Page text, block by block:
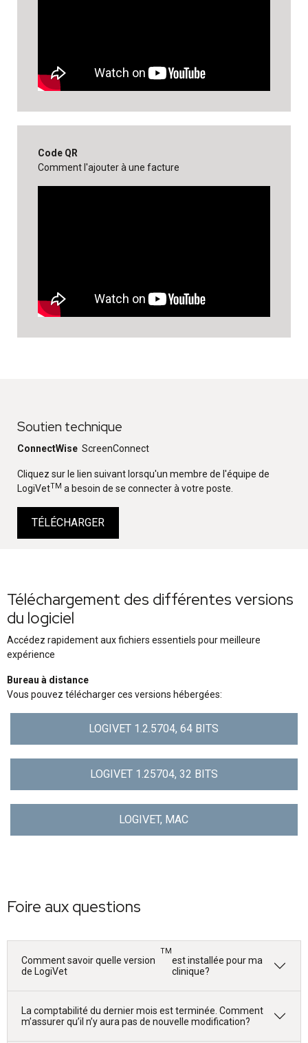
Code QR
Comment l'ajouter à une facture
Soutien technique
ConnectWise ScreenConnect
Cliquez sur le lien suivant lorsqu'un membre de l'équipe de
LogiVetTM a besoin de se connecter à votre poste.
TÉLÉCHARGER
Téléchargement des différentes versions
du logiciel
Accédez rapidement aux fichiers essentiels pour meilleure
expérience
Bureau à distance
Vous pouvez télécharger ces versions hébergées:
LOGIVET 1.2.5704, 64 BITS
LOGIVET 1.25704, 32 BITS
LOGIVET, MAC
Foire aux questions
Comment savoir quelle version
de LogiVet
TM
est installée pour ma
clinique?
La comptabilité du dernier mois est terminée. Comment
m’assurer qu’il n’y aura pas de nouvelle modification?